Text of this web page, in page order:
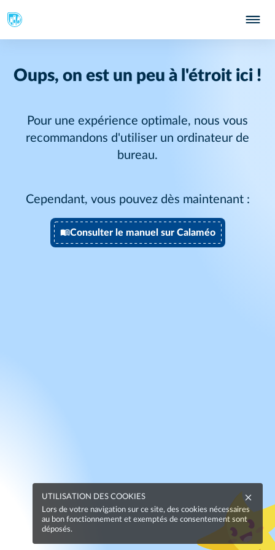
Oups, on est un peu à l'étroit ici !
Pour une expérience optimale, nous vous
recommandons d'utiliser un ordinateur de
bureau.
Cependant, vous pouvez dès maintenant :
Consulter le manuel sur Calaméo
UTILISATION DES COOKIES
Lors de votre navigation sur ce site, des cookies nécessaires
au bon fonctionnement et exemptés de consentement sont
déposés.